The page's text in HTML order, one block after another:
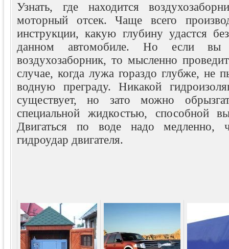
Узнать, где находится
моторный отсек. Чаще всего
инструкции, какую глубину удастся
данном автомобиле. Но если вы
воздухозаборник, то мысленно
случае, когда лужа гораздо глубже, не
водную преграду. Никакой
существует, но зато можно
специальной жидкостью, способной
Двигаться по воде надо медленно,
гидроудар двигателя.